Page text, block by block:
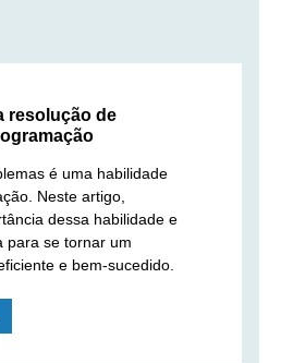
resolução de
é uma habilidade
Neste artigo,
dessa habilidade e
para se tornar um
e bem-sucedido.